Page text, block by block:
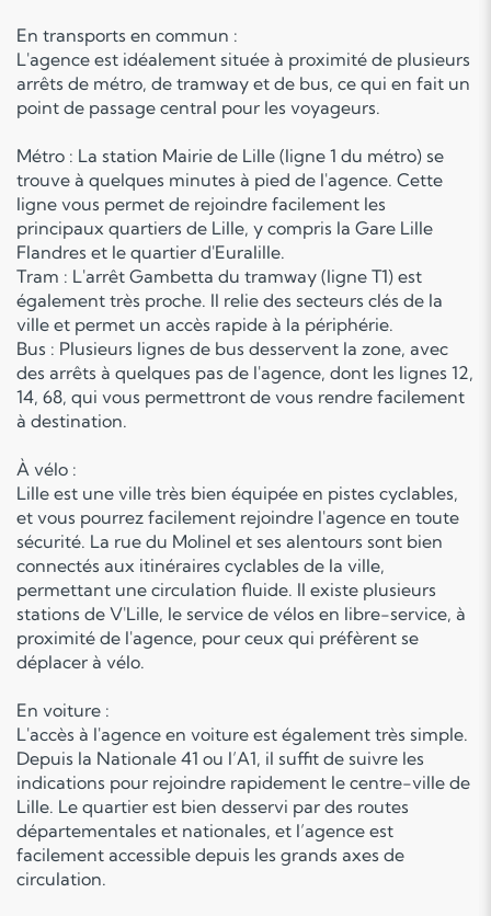
En transports en commun :
L'agence est idéalement située à proximité de plusieurs
arrêts de métro, de tramway et de bus, ce qui en fait un
point de passage central pour les voyageurs.
Métro : La station Mairie de Lille (ligne 1 du métro) se
trouve à quelques minutes à pied de l'agence. Cette
ligne vous permet de rejoindre facilement les
principaux quartiers de Lille, y compris la Gare Lille
Flandres et le quartier d'Euralille.
Tram : L'arrêt Gambetta du tramway (ligne T1) est
également très proche. Il relie des secteurs clés de la
ville et permet un accès rapide à la périphérie.
Bus : Plusieurs lignes de bus desservent la zone, avec
des arrêts à quelques pas de l'agence, dont les lignes 12,
14, 68, qui vous permettront de vous rendre facilement
à destination.
À vélo :
Lille est une ville très bien équipée en pistes cyclables,
et vous pourrez facilement rejoindre l'agence en toute
sécurité. La rue du Molinel et ses alentours sont bien
connectés aux itinéraires cyclables de la ville,
permettant une circulation fluide. Il existe plusieurs
stations de V'Lille, le service de vélos en libre-service, à
proximité de l'agence, pour ceux qui préfèrent se
déplacer à vélo.
En voiture :
L'accès à l'agence en voiture est également très simple.
Depuis la Nationale 41 ou l’A1, il suffit de suivre les
indications pour rejoindre rapidement le centre-ville de
Lille. Le quartier est bien desservi par des routes
départementales et nationales, et l’agence est
facilement accessible depuis les grands axes de
circulation.